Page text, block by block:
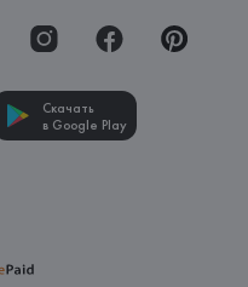
Скачать
в Google Play